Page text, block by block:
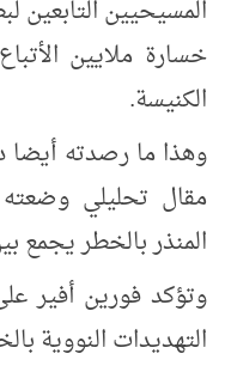
المسيحيين التابعين
خسارة ملايين
الكنيسة.
وهذا ما رصدته أيضا
مقال تحليلي
المنذر بالخطر يجمع
وتؤكد فورين أفير
التهديدات النووية